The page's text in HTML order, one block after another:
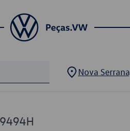
Nova Serrana